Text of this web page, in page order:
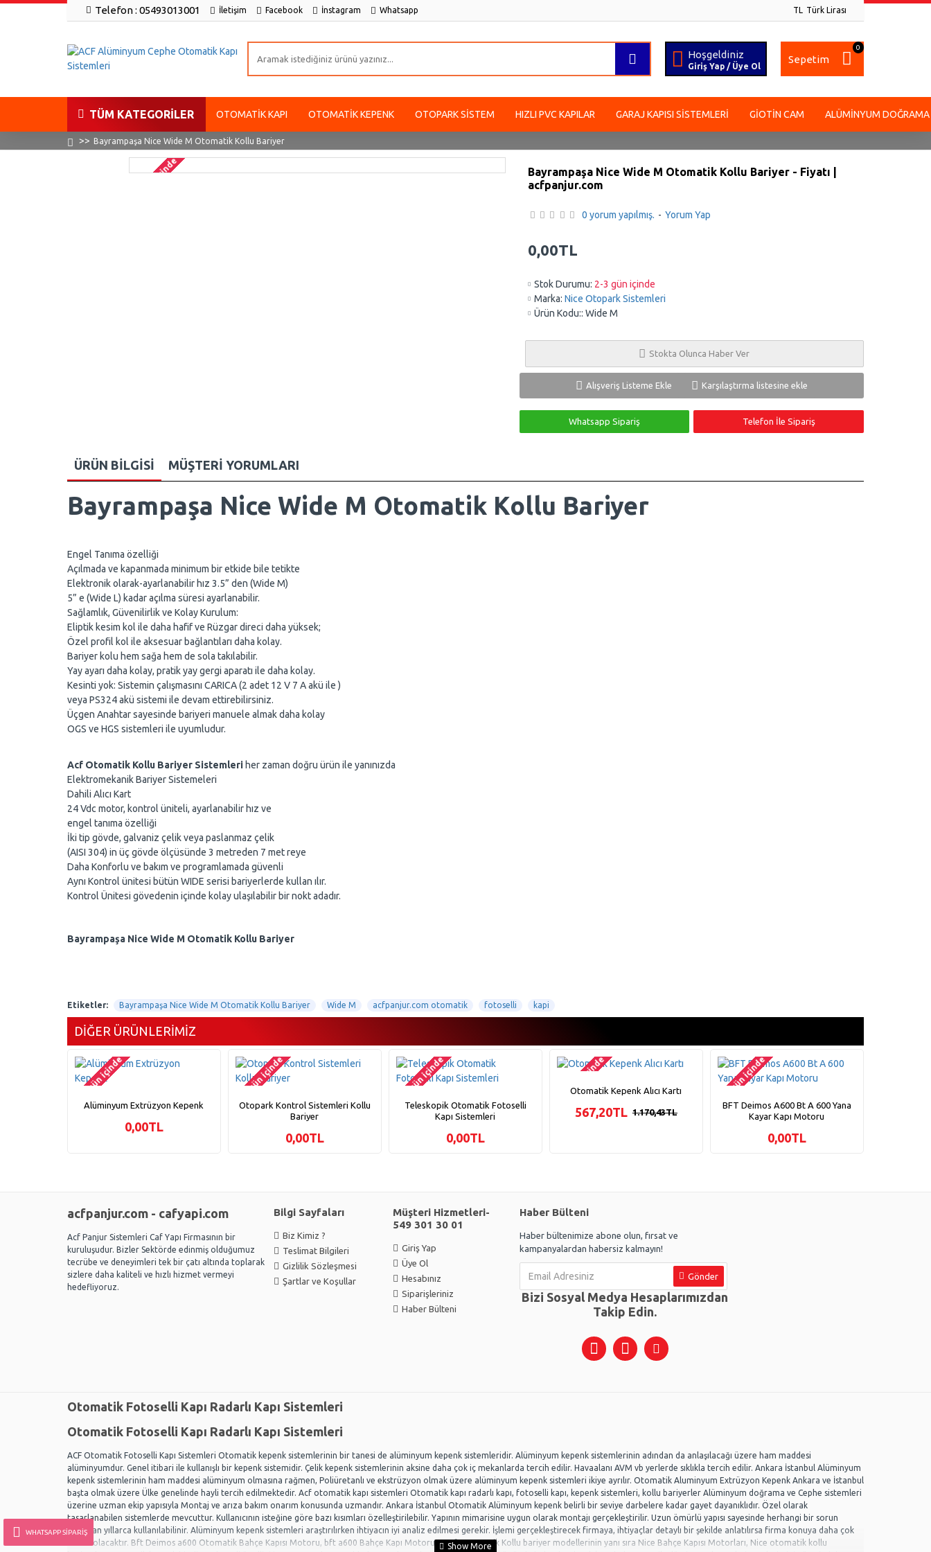
Telefon : 05493013001 İletişim Facebook İnstagram Whatsapp TL Türk Lirası
Hoşgeldiniz
Giriş Yap / Üye Ol
Sepetim
0
TÜM KATEGORILER OTOMATIK KAPI OTOMATIK KEPENK OTOPARK SISTEM HIZLI PVC KAPILAR GARAJ KAPISI SISTEMLERI GIOTIN CAM ALÜMINYUM DOĞRAMA
WHATSAPP SIPARIŞ
Bayrampaşa Nice Wide M Otomatik Kollu Bariyer
2-3 gün içinde
Bayrampaşa Nice Wide M Otomatik Kollu Bariyer - Fiyatı |
acfpanjur.com
Stok Durumu: 2-3 gün içinde
Marka: Nice Otopark Sistemleri
Ürün Kodu:: Wide M
0 yorum yapılmış. - Yorum Yap
0,00TL
Stokta Olunca Haber Ver
Alışveriş Listeme Ekle Karşılaştırma listesine ekle
Whatsapp Sipariş Telefon İle Sipariş
ÜRÜN BILGISI MÜŞTERI YORUMLARI
Bayrampaşa Nice Wide M Otomatik Kollu Bariyer
Engel Tanıma özelliği
Açılmada ve kapanmada minimum bir etkide bile tetikte
Elektronik olarak-ayarlanabilir hız 3.5” den (Wide M)
5” e (Wide L) kadar açılma süresi ayarlanabilir.
Sağlamlık, Güvenilirlik ve Kolay Kurulum:
Eliptik kesim kol ile daha hafif ve Rüzgar direci daha yüksek;
Özel profil kol ile aksesuar bağlantıları daha kolay.
Bariyer kolu hem sağa hem de sola takılabilir.
Yay ayarı daha kolay, pratik yay gergi aparatı ile daha kolay.
Kesinti yok: Sistemin çalışmasını CARICA (2 adet 12 V 7 A akü ile )
veya PS324 akü sistemi ile devam ettirebilirsiniz.
Üçgen Anahtar sayesinde bariyeri manuele almak daha kolay
OGS ve HGS sistemleri ile uyumludur.
Acf Otomatik Kollu Bariyer Sistemleri her zaman doğru ürün ile yanınızda
Elektromekanik Bariyer Sistemeleri
Dahili Alıcı Kart
24 Vdc motor, kontrol üniteli, ayarlanabilir hız ve
engel tanıma özelliği
İki tip gövde, galvaniz çelik veya paslanmaz çelik
(AISI 304) in üç gövde ölçüsünde 3 metreden 7 met reye
Daha Konforlu ve bakım ve programlamada güvenli
Aynı Kontrol ünitesi bütün WIDE serisi bariyerlerde kullan ılır.
Kontrol Ünitesi gövedenin içinde kolay ulaşılabilir bir nokt adadır.
Bayrampaşa Nice Wide M Otomatik Kollu Bariyer
Etiketler: Bayrampaşa Nice Wide M Otomatik Kollu Bariyer Wide M acfpanjur.com otomatik fotoselli kapi
DIĞER ÜRÜNLERIMIZ
2-3 gün içinde
Alüminyum Extrüzyon Kepenk
0,00TL
2-3 gün içinde
Otopark Kontrol Sistemleri Kollu
Bariyer
0,00TL
2-3 gün içinde
Teleskopik Otomatik Fotoselli
Kapı Sistemleri
0,00TL
2-3 gün içinde
Otomatik Kepenk Alıcı Kartı
567,20TL 1.170,43TL
2-3 gün içinde
BFT Deimos A600 Bt A 600 Yana
Kayar Kapı Motoru
0,00TL
acfpanjur.com - cafyapi.com
Acf Panjur Sistemleri Caf Yapı Firmasının bir
kuruluşudur. Bizler Sektörde edinmiş olduğumuz
tecrübe ve deneyimleri tek bir çatı altında toplarak
sizlere daha kaliteli ve hızlı hizmet vermeyi
hedefliyoruz.
Bilgi Sayfaları
Biz Kimiz ?
Teslimat Bilgileri
Gizlilik Sözleşmesi
Şartlar ve Koşullar
Müşteri Hizmetleri-
549 301 30 01
Giriş Yap
Üye Ol
Hesabınız
Siparişleriniz
Haber Bülteni
Haber Bülteni
Haber bültenimize abone olun, fırsat ve
kampanyalardan habersiz kalmayın!
Gönder
Bizi Sosyal Medya Hesaplarımızdan
Takip Edin.
Otomatik Fotoselli Kapı Radarlı Kapı Sistemleri
Otomatik Fotoselli Kapı Radarlı Kapı Sistemleri
ACF Otomatik Fotoselli Kapı Sistemleri Otomatik kepenk sistemlerinin bir tanesi de alüminyum kepenk sistemleridir. Alüminyum kepenk sistemlerinin adından da anlaşılacağı üzere ham maddesi
alüminyumdur. Genel itibari ile kullanışlı bir kepenk sistemidir. Çelik kepenk sistemlerinin aksine daha çok iç mekanlarda tercih edilir. Havaalanı AVM vb yerlerde sıklıkla tercih edilir. Ankara İstanbul Alüminyum
kepenk sistemlerinin ham maddesi alüminyum olmasına rağmen, Poliüretanlı ve ekstrüzyon olmak üzere alüminyum kepenk sistemleri ikiye ayrılır. Otomatik Aluminyum Extrüzyon Kepenk Ankara ve İstanbul
başta olmak üzere Ülke genelinde hayli tercih edilmektedir. Acf otomatik kapı sistemleri Otomatik kapı radarlı kapı, fotoselli kapı, kepenk sistemleri, kollu bariyerler Alüminyum doğrama ve Cephe sistemleri
üzerine uzman ekip yapısıyla Montaj ve arıza bakım onarım konusunda uzmandır. Ankara İstanbul Otomatik Alüminyum kepenk belirli bir seviye darbelere kadar gayet dayanıklıdır. Özel olarak
tasarlanabilen sistemlerde mevcuttur. Kullanıcının isteğine göre bazı kısımları özelleştirilebilir. Yapının mimarisine uygun olarak montajı gerçekleştirilir. Uzun ömürlü yapısı sayesinde herhangi bir sorun
olmadan yıllarca kullanılabilinir. Alüminyum kepenk sistemleri araştırılırken ihtiyacın iyi analiz edilmesi gerekir. İşlemi gerçekleştirecek firmaya, ihtiyaçlar detaylı bir şekilde anlatılırsa firma konuya daha çok
hakim olacaktır. Bft Deimos a600 Otomatik Bahçe Kapısı Motoru, bft a600 Bahçe Kapı Motoru ve Bft otomatik Kollu bariyer modellerinin yanı sıra Nice Bahçe Kapısı Motorları, Nice otomatik kollu